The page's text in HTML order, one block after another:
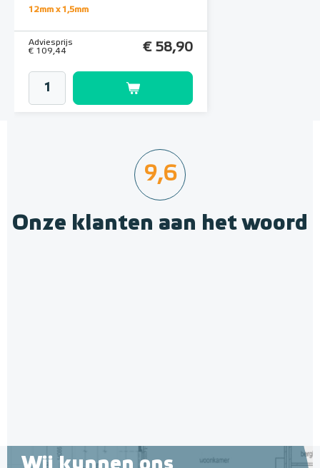
12mm x 1,5mm
Adviesprijs
€ 109,44
€ 58,90
9,6
Onze klanten aan het woord